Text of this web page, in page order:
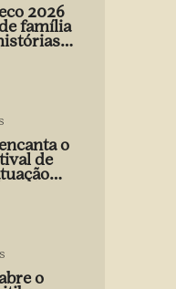
2026
família
o
de
Débora
o